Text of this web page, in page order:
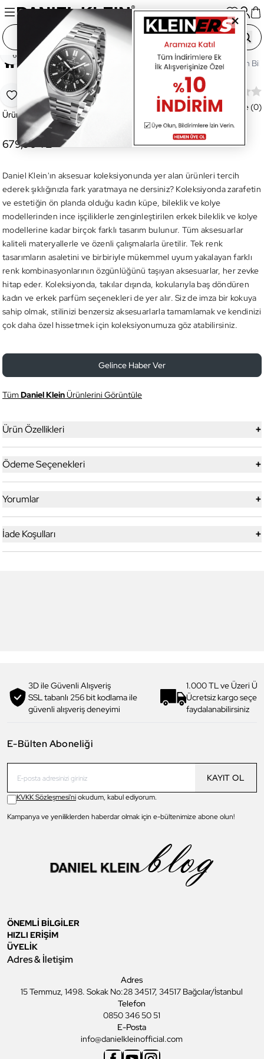
Ana Sayfa Aksesuar Bileklik DKJ.3.1013.2 Kadın
Favoriye Ekle
Paylaş
DKJ.3.1013.2 Kadın Bileklik
Ürün Kodu:DKJ.3.1013.2
Değerlendirme (0)
679,90 TL
Daniel Klein'ın aksesuar koleksiyonunda yer alan ürünleri tercih
ederek şıklığınızla fark yaratmaya ne dersiniz? Koleksiyonda zarafetin
ve estetiğin ön planda olduğu kadın küpe, bileklik ve kolye
modellerinden ince işçiliklerle zenginleştirilen erkek bileklik ve kolye
modellerine kadar birçok farklı tasarım bulunur. Tüm aksesuarlar
kaliteli materyallerle ve özenli çalışmalarla üretilir. Tek renk
tasarımların asaletini ve birbiriyle mükemmel uyum yakalayan farklı
renk kombinasyonlarının özgünlüğünü taşıyan aksesuarlar, her zevke
hitap eder. Koleksiyonda, takılar dışında, kokularıyla baş döndüren
kadın ve erkek parfüm seçenekleri de yer alır. Siz de imza bir kokuya
sahip olmak, stilinizi benzersiz aksesuarlarla tamamlamak ve kendinizi
çok daha özel hissetmek için koleksiyonumuza göz atabilirsiniz.
Gelince Haber Ver
TümDaniel KleinÜrünlerini Görüntüle
Ürün Özellikleri +
Ödeme Seçenekleri +
Yorumlar +
İade Koşulları +
3D ile Güvenli Alışveriş
SSL tabanlı 256 bit kodlama ile
güvenli alışveriş deneyimi
1.000 TL ve Üzeri
Ücretsiz kargo
faydalanabilirsiniz
E-Bülten Aboneliği
KAYIT OL
KVKK Sözleşmesi'niokudum, kabul ediyorum.
Kampanya ve yeniliklerden haberdar olmak için e-bültenimize abone olun!
ÖNEMLİ BİLGİLER
HIZLI ERİŞİM
ÜYELİK
Adres & İletişim
Adres
15 Temmuz, 1498. Sokak No:28 34517, 34517 Bağcılar/İstanbul
Telefon
0850 346 50 51
E-Posta
info@danielkleinofficial.com